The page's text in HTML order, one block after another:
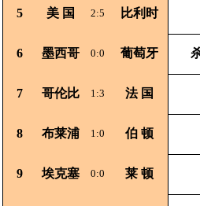
5 美 国 2:5 比利时
6 墨西哥 0:0 葡萄牙
7 哥伦比 1:3 法 国
8 布莱浦 1:0 伯 顿
9 埃克塞 0:0 莱 顿